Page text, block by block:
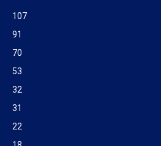
107
91
70
53
32
31
22